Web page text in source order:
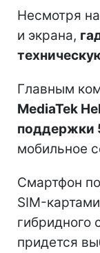
Несмотря
и экрана,
Главным
MediaTek
поддержки
мобильное
Смартфон
SIM-
гибридного
придется